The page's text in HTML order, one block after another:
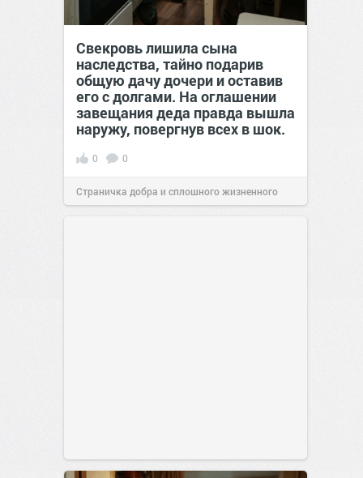
Свекровь лишила сына
наследства, тайно подарив
общую дачу дочери и оставив
его с долгами. На оглашении
завещания деда правда вышла
наружу, повергнув всех в шок.
0 0
Страничка добра и сплошного жизненного